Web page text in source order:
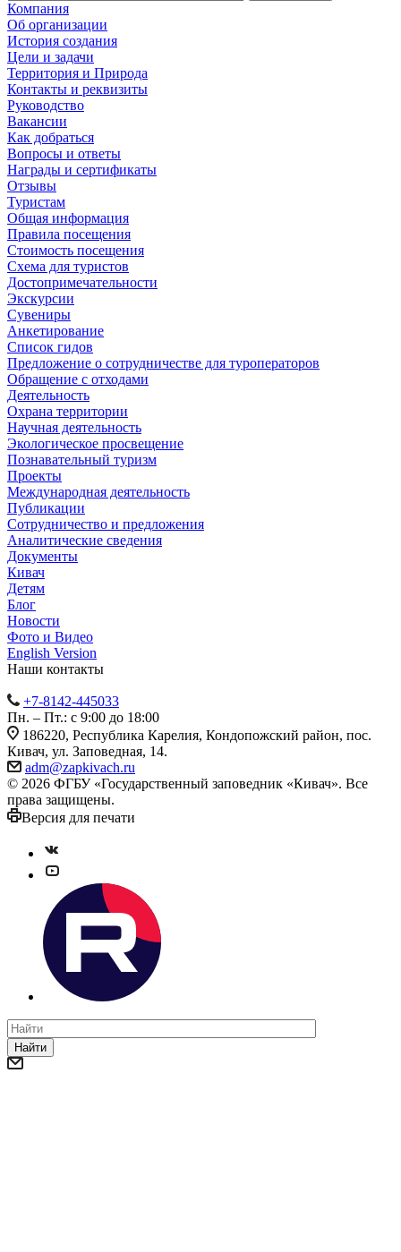
Компания
Об организации
История создания
Цели и задачи
Территория и Природа
Контакты и реквизиты
Руководство
Вакансии
Как добраться
Вопросы и ответы
Награды и сертификаты
Отзывы
Туристам
Общая информация
Правила посещения
Стоимость посещения
Схема для туристов
Достопримечательности
Экскурсии
Сувениры
Анкетирование
Список гидов
Предложение о сотрудничестве для туроператоров
Обращение с отходами
Деятельность
Охрана территории
Научная деятельность
Экологическое просвещение
Познавательный туризм
Проекты
Международная деятельность
Публикации
Сотрудничество и предложения
Аналитические сведения
Документы
Кивач
Детям
Блог
Новости
Фото и Видео
English Version
Наши контакты
+7-8142-445033
Пн. – Пт.: с 9:00 до 18:00
186220, Республика Карелия, Кондопожский район, пос.
Кивач, ул. Заповедная, 14.
adm@zapkivach.ru
© 2026 ФГБУ «Государственный заповедник «Кивач». Все
права защищены.
Версия для печати
Найти